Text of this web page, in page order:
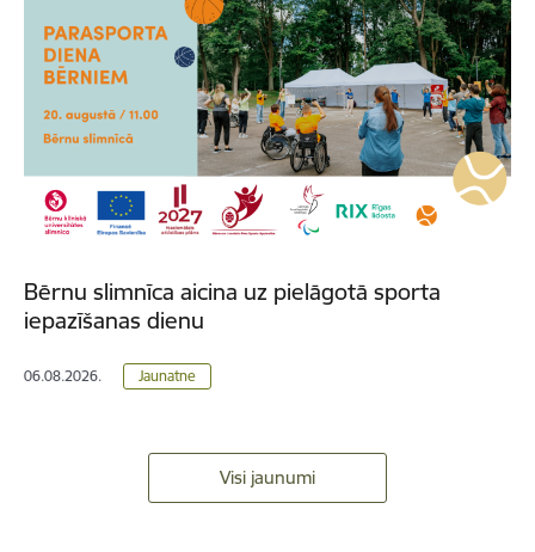
Bērnu slimnīca aicina uz pielāgotā sporta
iepazīšanas dienu
06.08.2026. Jaunatne
Visi jaunumi